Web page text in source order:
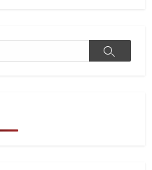
検